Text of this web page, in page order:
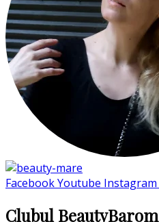
FacebookYoutube Instagram
Clubul